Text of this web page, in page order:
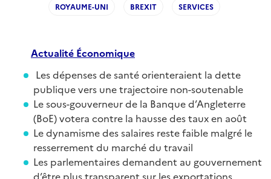
ROYAUME-UNI BREXIT SERVICES
Actualité Économique
Les dépenses de santé orienteraient la dette
publique vers une trajectoire non-soutenable
Le sous-gouverneur de la Banque d’Angleterre
(BoE) votera contre la hausse des taux en août
Le dynamisme des salaires reste faible malgré le
resserrement du marché du travail
Les parlementaires demandent au gouvernement
d’être plus transparent sur les exportations